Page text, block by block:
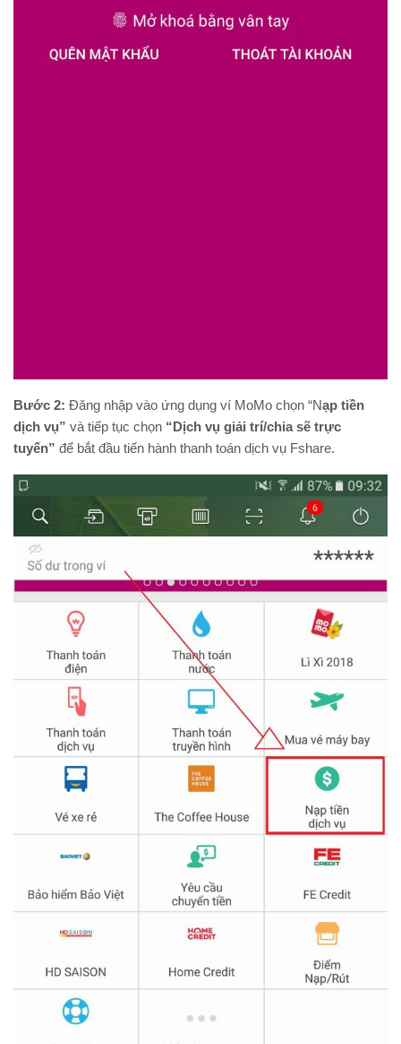
Bước 2: Đăng nhập vào ứng dụng ví MoMo chọn “Nạp tiền
dịch vụ” và tiếp tục chọn “Dịch vụ giải trí/chia sẽ trực
tuyến” để bắt đầu tiến hành thanh toán dịch vụ Fshare.